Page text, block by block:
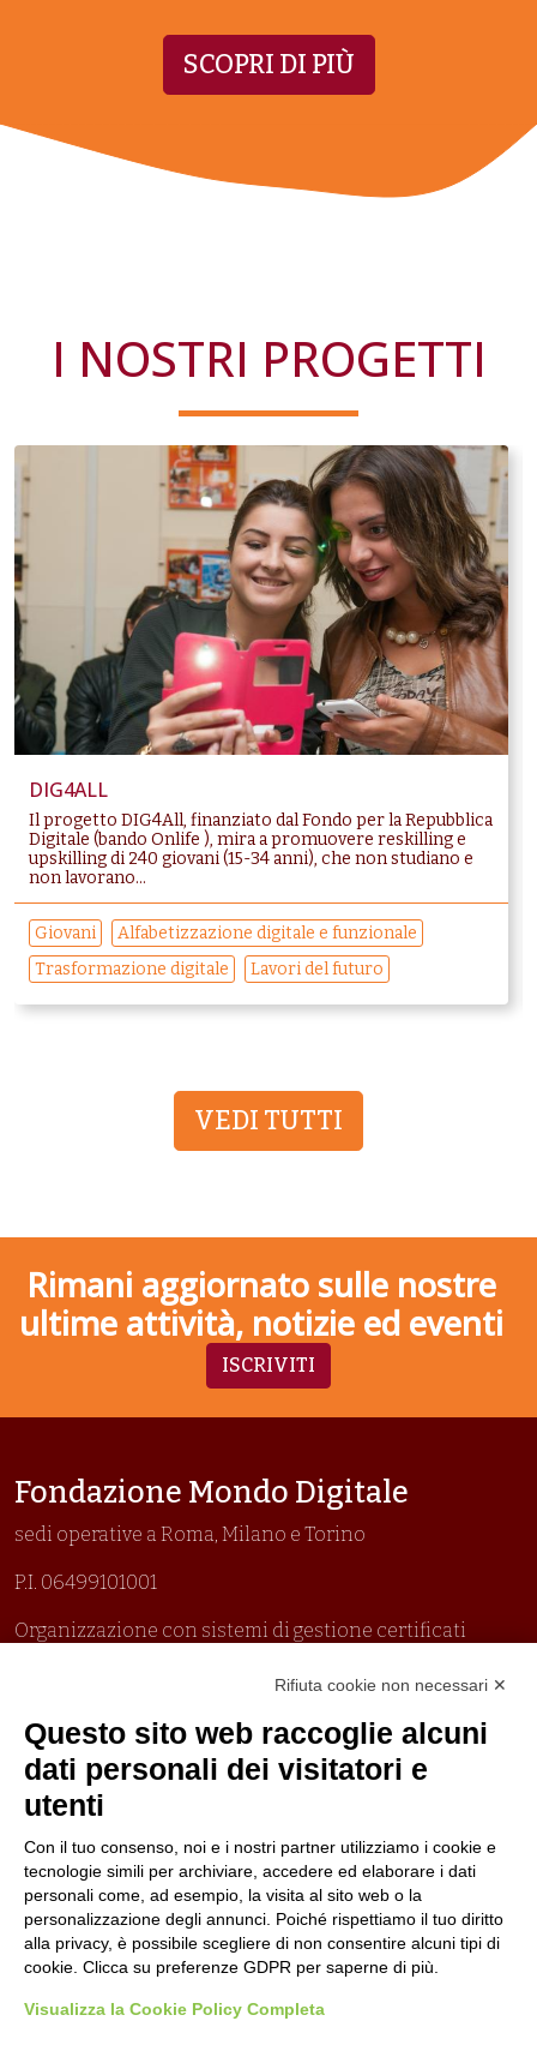
SCOPRI DI PIÙ
I NOSTRI PROGETTI
DIG4ALL
Il progetto DIG4All, finanziato dal Fondo per la Repubblica
Digitale (bando Onlife ), mira a promuovere reskilling e
upskilling di 240 giovani (15-34 anni), che non studiano e
non lavorano...
Giovani
Alfabetizzazione digitale e funzionale
Trasformazione digitale
Lavori del futuro
VEDI TUTTI
Rimani aggiornato sulle nostre
ultime attività, notizie ed eventi
ISCRIVITI
Fondazione Mondo Digitale
sedi operative a Roma, Milano e Torino
P.I. 06499101001
Organizzazione con sistemi di gestione certificati
Politica per la parità di genere
Politica antibullismo
Piè di pagina
Contatti
Lavora con noi
Seguici su
Rifiuta cookie non necessari ✕
Questo sito web raccoglie alcuni
dati personali dei visitatori e
utenti
Con il tuo consenso, noi e i nostri partner utilizziamo i cookie e
tecnologie simili per archiviare, accedere ed elaborare i dati
personali come, ad esempio, la visita al sito web o la
personalizzazione degli annunci. Poiché rispettiamo il tuo diritto
alla privacy, è possibile scegliere di non consentire alcuni tipi di
cookie. Clicca su preferenze GDPR per saperne di più.
Visualizza la Cookie Policy Completa